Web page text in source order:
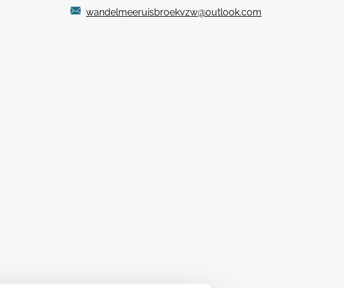
wandelmeeruisbroekvzw@outlook.com